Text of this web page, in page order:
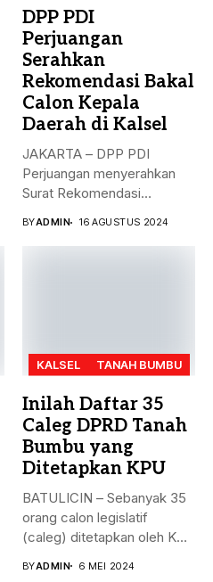
DPP PDI
Perjuangan
Serahkan
Rekomendasi Bakal
Calon Kepala
Daerah di Kalsel
JAKARTA – DPP PDI
Perjuangan menyerahkan
Surat Rekomendasi
BYADMIN 16 AGUSTUS 2024
KALSEL TANAH BUMBU
Inilah Daftar 35
Caleg DPRD Tanah
Bumbu yang
Ditetapkan KPU
BATULICIN – Sebanyak 35
orang calon legislatif
(caleg) ditetapkan oleh KPU
BYADMIN 6 MEI 2024